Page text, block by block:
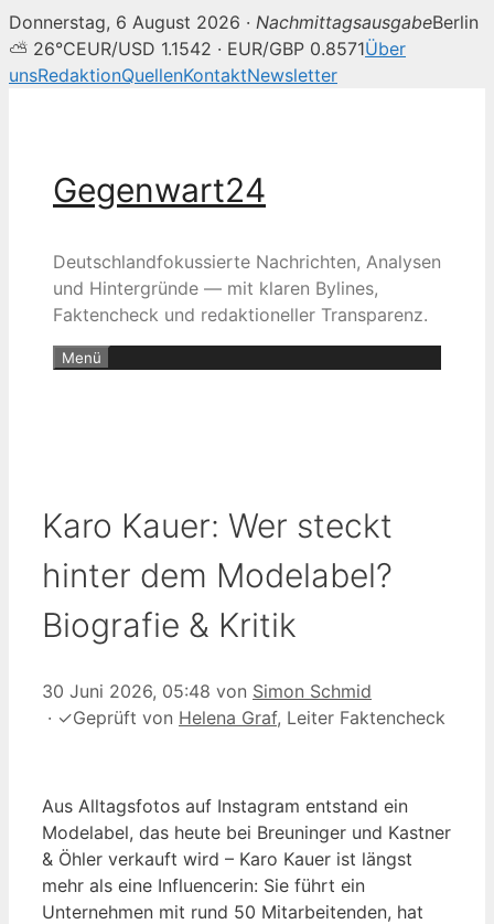
Donnerstag, 6 August 2026 · NachmittagsausgabeBerlin
⛅ 26°CEUR/USD 1.1542 · EUR/GBP 0.8571Über
unsRedaktionQuellenKontaktNewsletter
Gegenwart24
Deutschlandfokussierte Nachrichten, Analysen
und Hintergründe — mit klaren Bylines,
Faktencheck und redaktioneller Transparenz.
Menü
Karo Kauer: Wer steckt
hinter dem Modelabel?
Biografie & Kritik
30 Juni 2026, 05:48 von Simon Schmid
· ✓Geprüft von Helena Graf, Leiter Faktencheck
Aus Alltagsfotos auf Instagram entstand ein
Modelabel, das heute bei Breuninger und Kastner
& Öhler verkauft wird – Karo Kauer ist längst
mehr als eine Influencerin: Sie führt ein
Unternehmen mit rund 50 Mitarbeitenden, hat